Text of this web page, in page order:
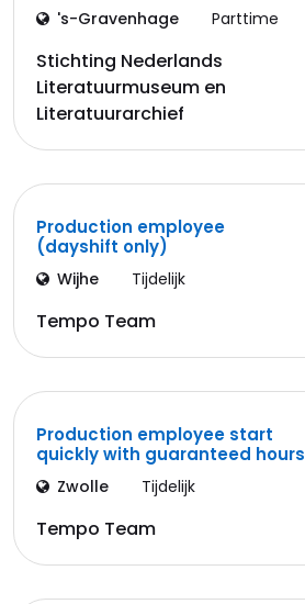
's-Gravenhage Parttime
Stichting Nederlands
Literatuurmuseum en
Literatuurarchief
Production employee
(dayshift only)
Wijhe Tijdelijk
Tempo Team
Production employee start
quickly with guaranteed hours
Zwolle Tijdelijk
Tempo Team